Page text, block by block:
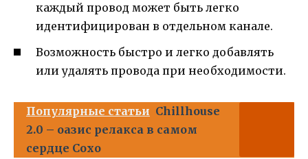
каждый провод может быть легко
идентифицирован в отдельном канале.
Возможность быстро и легко добавлять
или удалять провода при необходимости.
Популярные статьи Chillhouse
2.0 – оазис релакса в самом
сердце Сохо